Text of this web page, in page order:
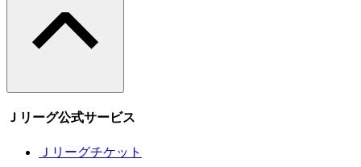
Ｊリーグ公式サービス
Ｊリーグチケット